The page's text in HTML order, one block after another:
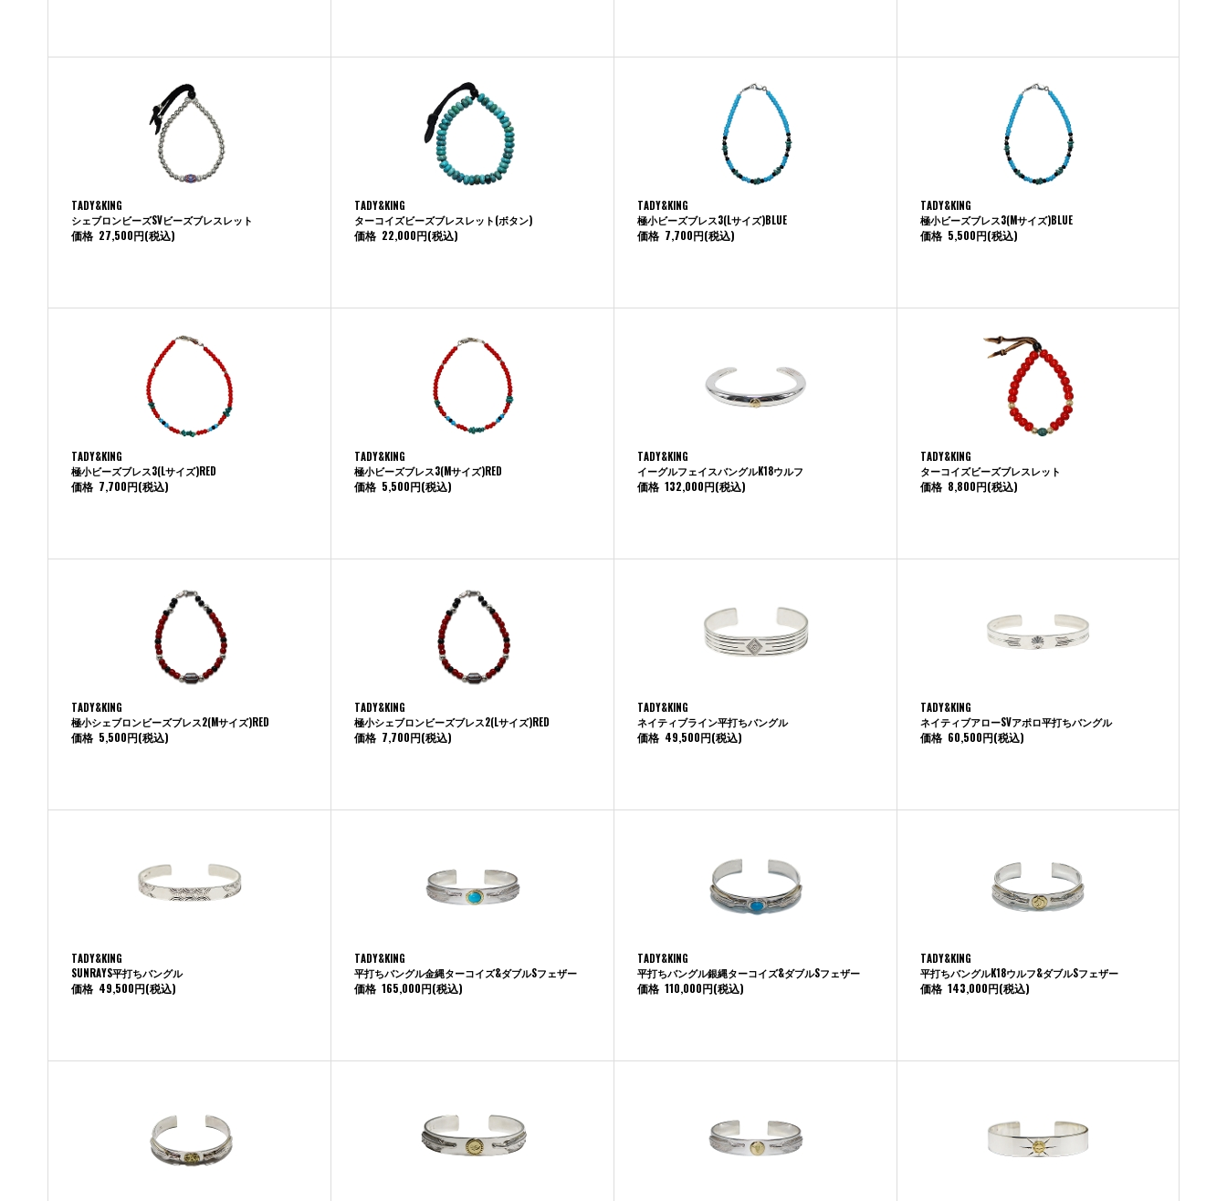
TADY&KING
シェブロンビーズSVビーズブレスレット
価格 27,500円(税込)
TADY&KING
ターコイズビーズブレスレット(ボタン)
価格 22,000円(税込)
TADY&KING
極小ビーズブレス3(Lサイズ)BLUE
価格 7,700円(税込)
TADY&KING
極小ビーズブレス3(Mサイズ)BLUE
価格 5,500円(税込)
TADY&KING
極小ビーズブレス3(Lサイズ)RED
価格 7,700円(税込)
TADY&KING
極小ビーズブレス3(Mサイズ)RED
価格 5,500円(税込)
TADY&KING
イーグルフェイスバングルK18ウルフ
価格 132,000円(税込)
TADY&KING
ターコイズビーズブレスレット
価格 8,800円(税込)
TADY&KING
極小シェブロンビーズブレス2(Mサイズ)RED
価格 5,500円(税込)
TADY&KING
極小シェブロンビーズブレス2(Lサイズ)RED
価格 7,700円(税込)
TADY&KING
ネイティブライン平打ちバングル
価格 49,500円(税込)
TADY&KING
ネイティブアローSVアポロ平打ちバングル
価格 60,500円(税込)
TADY&KING
SUNRAYS平打ちバングル
価格 49,500円(税込)
TADY&KING
平打ちバングル金縄ターコイズ&ダブルSフェザー
価格 165,000円(税込)
TADY&KING
平打ちバングル銀縄ターコイズ&ダブルSフェザー
価格 110,000円(税込)
TADY&KING
平打ちバングルK18ウルフ&ダブルSフェザー
価格 143,000円(税込)